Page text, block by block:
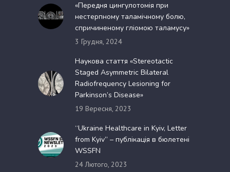
«Передня цингулотомія при
нестерпному таламічному болю,
спричиненому гліомою таламусу»
3 Грудня, 2024
Наукова стаття «Stereotactic
Staged Asymmetric Bilateral
Radiofrequency Lesioning for
Parkinson’s Disease»
19 Вересня, 2023
“Ukraine Healthcare in Kyiv, Letter
from Kyiv” – публікація в бюлетені
WSSFN
24 Лютого, 2023